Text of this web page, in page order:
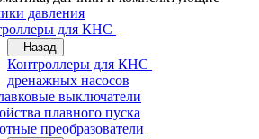
давления
для КНС
Назад
Контроллеры для КНС
дренажных насосов
выключатели
плавного пуска
преобразователи